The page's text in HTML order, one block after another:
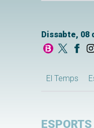
Dissabte, 08
El Temps
ESPORTS